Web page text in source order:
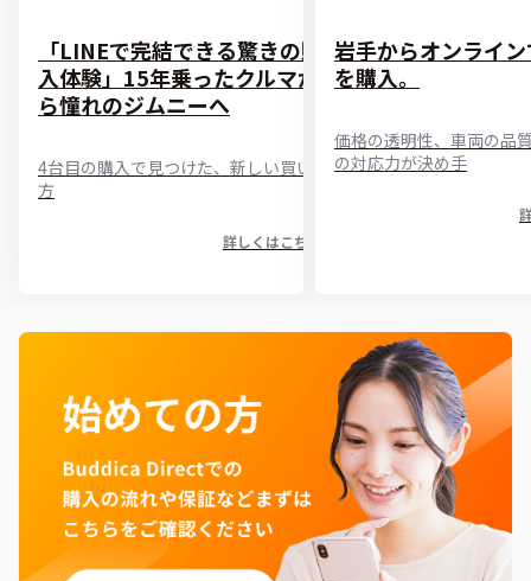
「LINEで完結できる驚きの購
入体験」15年乗ったクルマか
ら憧れのジムニーへ
4台目の購入で見つけた、新しい買い
方
詳しくはこちら
岩手からオンライ
を購入。
価格の透明性、車両の品
の対応力が決め手